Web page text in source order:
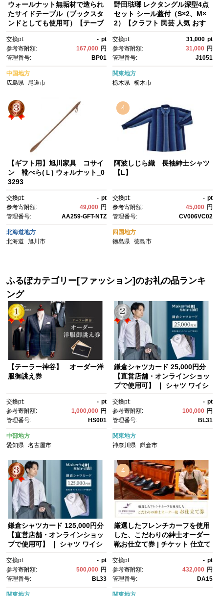
ウォールナット無垢材で造られ
たサイドテーブル（ブックスタ
ンドとしても使用可）【テーブ
め 広島県 尾道市】
交換pt: - pt
参考寄附額:
167,000 円
管理番号:
BP01
中国地方
広島県
尾道市
野田琺瑯 レクタングル深型4点
セット シール蓋付（S×2、M×
2）【クラフト 民芸 人気 おす
交換pt: 31,000 pt
参考寄附額:
31,000 円
管理番号:
J1051
関東地方
栃木県 栃木市
【ギフト用】旭川家具 コサイ
ン 靴べら(Ｌ) ウォルナット_0
3293
交換pt: - pt
参考寄附額:
49,000 円
管理番号:
AA259-GFT-NTZ
北海道地方
北海道
旭川市
4
阿波しじら織 長袖紳士シャツ
【L】
交換pt: - pt
参考寄附額:
45,000 円
管理番号:
CV006VC02
四国地方
徳島県 徳島市
ふるぽカテゴリー[ファッション]のお礼の品ランキ
ング
【テーラー神谷】 オーダー洋
服御誂え券
交換pt: - pt
参考寄附額:
1,000,000 円
管理番号:
HS001
中部地方
愛知県
名古屋市
鎌倉シャツカード 25,000円分
【直営店舗・オンラインショッ
プで使用可】 ｜ シャツ ワイシ
気 おすすめ ギフトカード 紳士
服 レディースシャツ カジュア
ルシャツ ビジネスシャツ 贈答
用 送料無料 神奈川 鎌倉
交換pt: - pt
参考寄附額:
100,000 円
管理番号:
BL31
関東地方
神奈川県 鎌倉市
鎌倉シャツカード 125,000円分
【直営店舗・オンラインショッ
プで使用可】 ｜ シャツ ワイシ
気 おすすめ ギフトカード 紳士
服 レディースシャツ カジュア
ルシャツ ビジネスシャツ 贈答
用 送料無料 神奈川 鎌倉
交換pt: - pt
参考寄附額:
500,000 円
管理番号:
BL33
関東地方
4
厳選したフレンチカーフを使用
した、こだわりの紳士オーダー
靴お仕立て券 | チケット 仕立て
ズ 紳士靴 ビジネスシューズ オ
ーダーメイド おしゃれ 送料無
料 神奈川 鎌倉
交換pt: - pt
参考寄附額:
432,000 円
管理番号:
DA15
関東地方